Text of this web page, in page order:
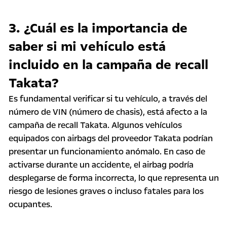
3. ¿Cuál es la importancia de
saber si mi vehículo está
incluido en la campaña de recall
Takata?
Es fundamental verificar si tu vehículo, a través del
número de VIN (número de chasis), está afecto a la
campaña de recall Takata. Algunos vehículos
equipados con airbags del proveedor Takata podrían
presentar un funcionamiento anómalo. En caso de
activarse durante un accidente, el airbag podría
desplegarse de forma incorrecta, lo que representa un
riesgo de lesiones graves o incluso fatales para los
ocupantes.